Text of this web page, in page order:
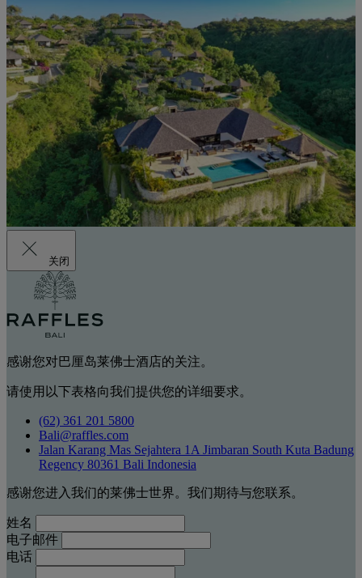
关闭
感谢您对巴厘岛莱佛士酒店的关注。
请使用以下表格向我们提供您的详细要求。
(62) 361 201 5800
Bali@raffles.com
Jalan Karang Mas Sejahtera 1A Jimbaran South Kuta Badung
Regency 80361 Bali Indonesia
感谢您进入我们的莱佛士世界。我们期待与您联系。
姓名
电子邮件
电话